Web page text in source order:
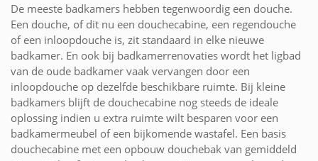
De meeste badkamers hebben tegenwoordig een douche.
Een douche, of dit nu een douchecabine, een regendouche
of een inloopdouche is, zit standaard in elke nieuwe
badkamer. En ook bij badkamerrenovaties wordt het ligbad
van de oude badkamer vaak vervangen door een
inloopdouche op dezelfde beschikbare ruimte. Bij kleine
badkamers blijft de douchecabine nog steeds de ideale
oplossing indien u extra ruimte wilt besparen voor een
badkamermeubel of een bijkomende wastafel. Een basis
douchecabine met een opbouw douchebak van gemiddeld